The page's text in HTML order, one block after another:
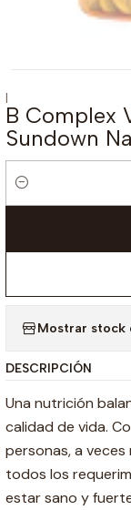
|
B Complex
Sundown
Cantidad
Mostrar stock
DESCRIPCIÓN
Una nutrición
calidad de vida.
personas, a
todos los
estar sano y